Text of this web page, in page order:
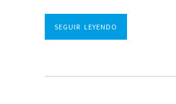
SEGUIR LEYENDO